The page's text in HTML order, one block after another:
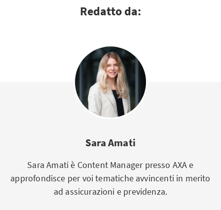
Redatto da:
Sara Amati
Sara Amati è Content Manager presso AXA e
approfondisce per voi tematiche avvincenti in merito
ad assicurazioni e previdenza.